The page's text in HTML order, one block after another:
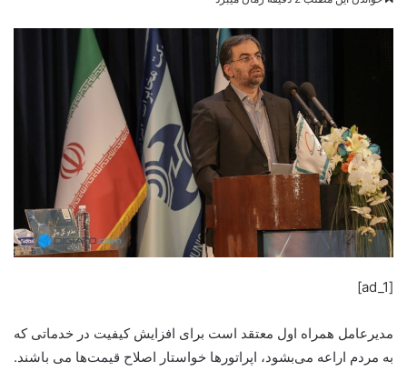
[ad_1]
مدیرعامل همراه اول معتقد است برای افزایش کیفیت در خدماتی که
به مردم اراعه می‌بشود، اپراتورها خواستار اصلاح قیمت‌ها می باشند.